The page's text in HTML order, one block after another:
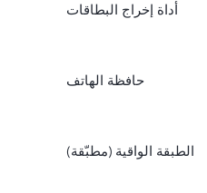
أداة إخراج البطاقات
حافظة الهاتف
الطبقة الواقية (مطبّقة)